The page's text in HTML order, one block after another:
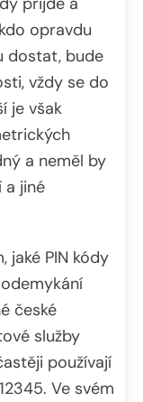
opravdu
dostat, bude
vždy se do
je však
a neměl by
a jiné
jaké PIN kódy
české
služby
používají
Ve svém